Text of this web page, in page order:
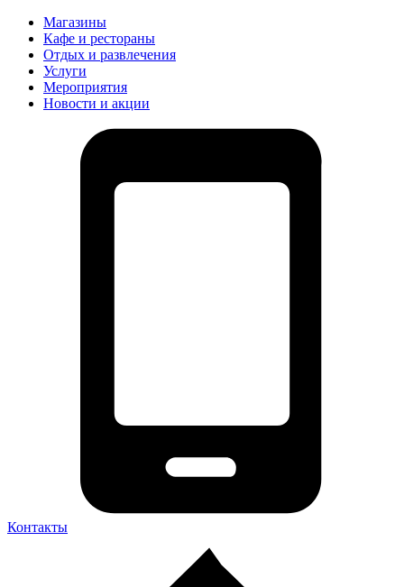
Магазины
Кафе и рестораны
Отдых и развлечения
Услуги
Мероприятия
Новости и акции
Контакты